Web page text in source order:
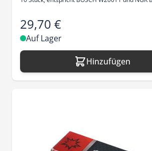
29,70 €
Auf Lager
Hinzufügen